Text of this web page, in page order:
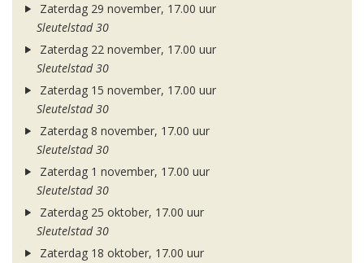
Zaterdag 29 november, 17.00 uur
Sleutelstad 30
Zaterdag 22 november, 17.00 uur
Sleutelstad 30
Zaterdag 15 november, 17.00 uur
Sleutelstad 30
Zaterdag 8 november, 17.00 uur
Sleutelstad 30
Zaterdag 1 november, 17.00 uur
Sleutelstad 30
Zaterdag 25 oktober, 17.00 uur
Sleutelstad 30
Zaterdag 18 oktober, 17.00 uur